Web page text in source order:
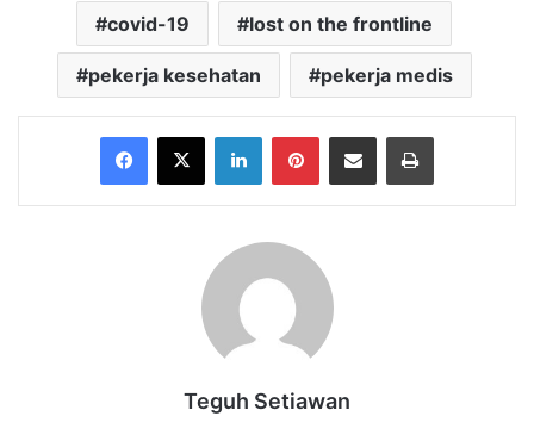
covid-19 lost on the frontline
pekerja kesehatan pekerja medis
Facebook
X LinkedInPinterestShare via Email Print
Teguh Setiawan